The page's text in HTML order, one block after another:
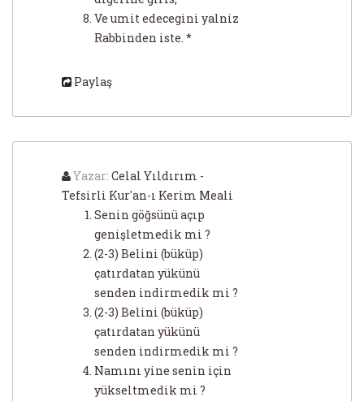
Ve umit edecegini yalniz
Rabbinden iste. *
Paylaş
Yazar: Celal Yıldırım -
Tefsirli Kur'an-ı Kerim Meali
Senin göğsünü açıp
genişletmedik mi ?
(2-3) Belini (büküp)
çatırdatan yükünü
senden indirmedik mi ?
(2-3) Belini (büküp)
çatırdatan yükünü
senden indirmedik mi ?
Namını yine senin için
yükseltmedik mi ?